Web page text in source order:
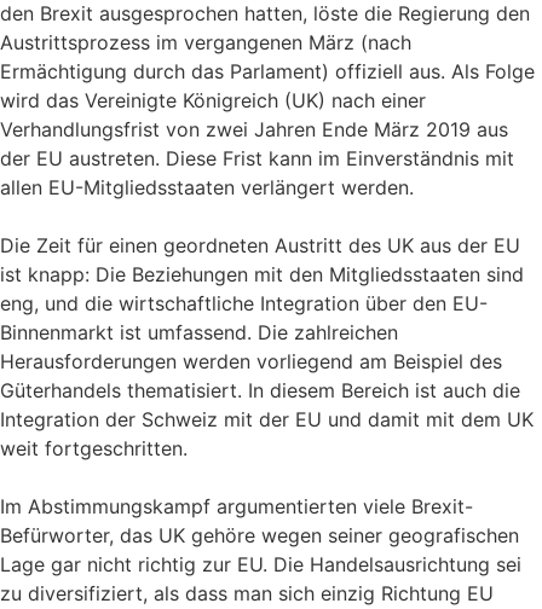
den Brexit ausgesprochen hatten, löste die Regierung den
Austrittsprozess im vergangenen März (nach
Ermächtigung durch das Parlament) offiziell aus. Als Folge
wird das Vereinigte Königreich (UK) nach einer
Verhandlungsfrist von zwei Jahren Ende März 2019 aus
der EU austreten. Diese Frist kann im Einverständnis mit
allen EU-Mitgliedsstaaten verlängert werden.
Die Zeit für einen geordneten Austritt des UK aus der EU
ist knapp: Die Beziehungen mit den Mitgliedsstaaten sind
eng, und die wirtschaftliche Integration über den EU-
Binnenmarkt ist umfassend. Die zahlreichen
Herausforderungen werden vorliegend am Beispiel des
Güterhandels thematisiert. In diesem Bereich ist auch die
Integration der Schweiz mit der EU und damit mit dem UK
weit fortgeschritten.
Im Abstimmungskampf argumentierten viele Brexit-
Befürworter, das UK gehöre wegen seiner geografischen
Lage gar nicht richtig zur EU. Die Handelsausrichtung sei
zu diversifiziert, als dass man sich einzig Richtung EU